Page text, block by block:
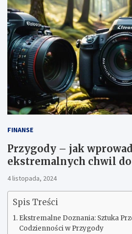
FINANSE
Przygody – jak
ekstremalnych chwil
4 listopada, 2024
Spis Treści
Ekstremalne Doznania: Sztuka
Codzienności w Przygody